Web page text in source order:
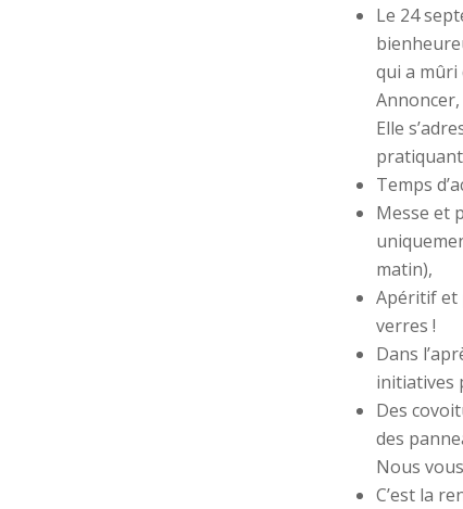
Le 24
qui a mûri
Elle
Temps
Messe et
matin),
Apéritif et
verres !
Dans
initiatives
Des
des
Nous
C’est la